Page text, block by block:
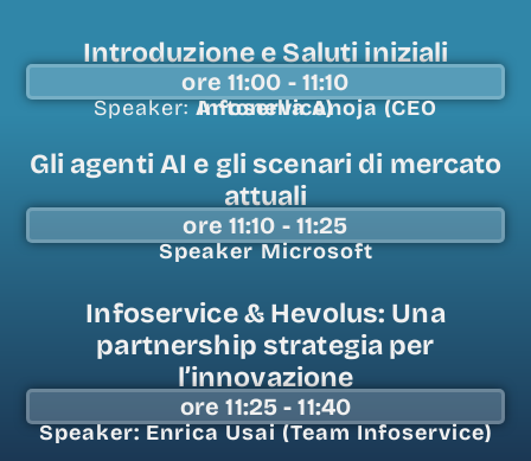
Introduzione e Saluti iniziali
ore 11:00 - 11:10
Speaker:Antonella Anoja (CEO Infoservice)
Gli agenti AI e gli scenari di mercato
attuali
ore 11:10 - 11:25
Speaker Microsoft
Infoservice & Hevolus: Una
partnership strategia per
l’innovazione
ore 11:25 - 11:40
Speaker: Enrica Usai (Team Infoservice)